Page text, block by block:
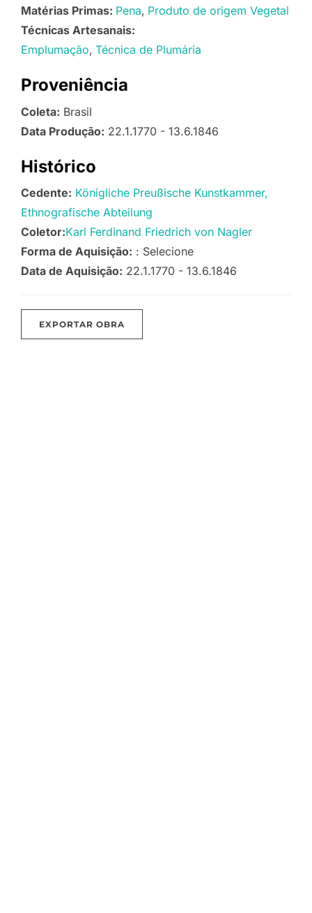
Matérias Primas: Pena Produto de origem Vegetal
Técnicas Artesanais:
Emplumação Técnica de Plumária
Proveniência
Coleta: Brasil
Data Produção: 22.1.1770 - 13.6.1846
Histórico
Cedente: Königliche Preußische Kunstkammer,
Ethnografische Abteilung
Coletor:Karl Ferdinand Friedrich von Nagler
Forma de Aquisição: : Selecione
Data de Aquisição: 22.1.1770 - 13.6.1846
EXPORTAR OBRA